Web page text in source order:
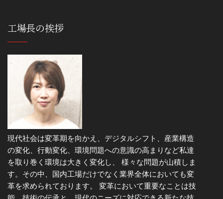
工場長の挨拶
現代社会は変革期を向かえ、デジタルシフト、産業構造
の変化、行動変化、環境問題への意識の高まりなど私達
を取り巻く環境は大きく変化し、 様々な問題が山積しま
す。その中、国内工場だけでなく業界全体においても変
革を求められております。 変革において重要なことは技